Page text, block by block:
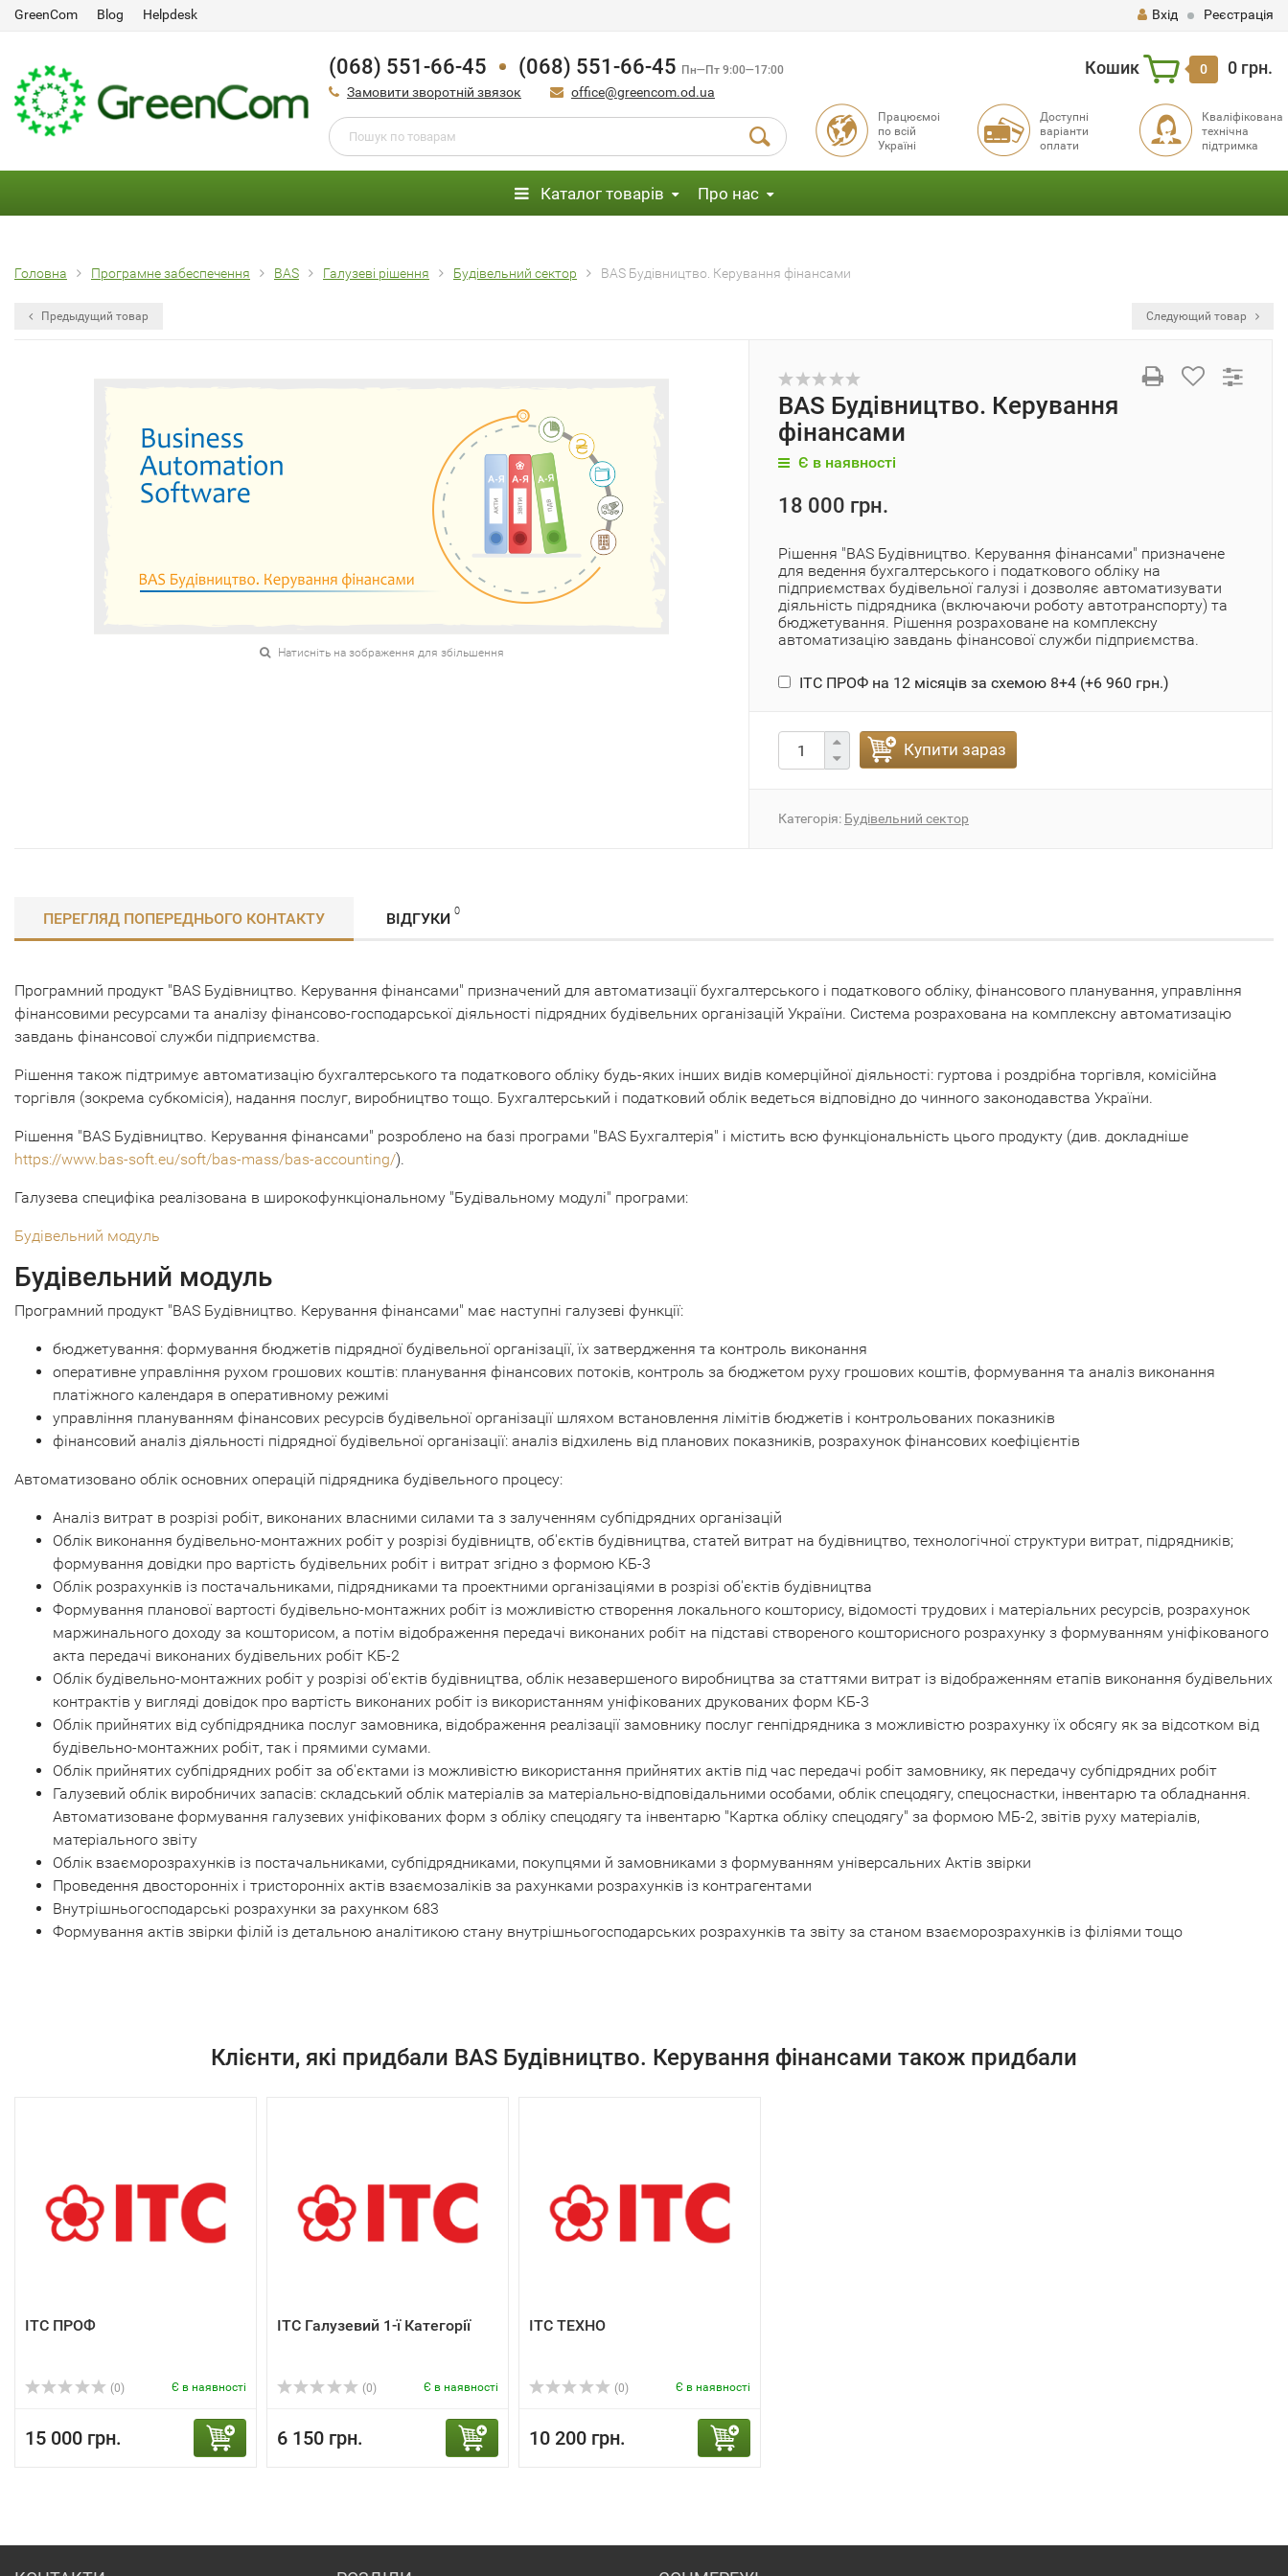
GreenCom Blog Helpdesk Вхід Реєстрація
(068) 551-66-45 (068) 551-66-45 Пн—Пт 9:00—17:00
Замовити зворотній звязок office@greencom.od.ua
Кошик 0 0 грн.
Працюємоі
по всій
Україні
Доступні
варіанти
оплати
Кваліфікована
технічна
підтримка
Каталог товарів Про нас
Головна Програмне забеспечення BAS Галузеві рішення Будівельний сектор BAS Будівництво. Керування фінансами
Предыдущий товар Следующий товар
Натисніть на зображення для збільшення
BAS Будівництво. Керування
фінансами
Є в наявності
18 000 грн.
Рішення "BAS Будівництво. Керування фінансами" призначене
для ведення бухгалтерського і податкового обліку на
підприємствах будівельної галузі і дозволяє автоматизувати
діяльність підрядника (включаючи роботу автотранспорту) та
бюджетування. Рішення розраховане на комплексну
автоматизацію завдань фінансової служби підприємства.
ІТС ПРОФ на 12 місяців за схемою 8+4 (+6 960 грн.)
Купити зараз
Категорія: Будівельний сектор
ПЕРЕГЛЯД ПОПЕРЕДНЬОГО КОНТАКТУ ВІДГУКИ 0
Програмний продукт "BAS Будівництво. Керування фінансами" призначений для автоматизації бухгалтерського і податкового обліку, фінансового планування, управління
фінансовими ресурсами та аналізу фінансово-господарської діяльності підрядних будівельних організацій України. Система розрахована на комплексну автоматизацію
завдань фінансової служби підприємства.
Рішення також підтримує автоматизацію бухгалтерського та податкового обліку будь-яких інших видів комерційної діяльності: гуртова і роздрібна торгівля, комісійна
торгівля (зокрема субкомісія), надання послуг, виробництво тощо. Бухгалтерський і податковий облік ведеться відповідно до чинного законодавства України.
Рішення "BAS Будівництво. Керування фінансами" розроблено на базі програми "BAS Бухгалтерія" і містить всю функціональність цього продукту (див. докладніше
https://www.bas-soft.eu/soft/bas-mass/bas-accounting/).
Галузева специфіка реалізована в широкофункціональному "Будівальному модулі" програми:
Будівельний модуль
Будівельний модуль
Програмний продукт "BAS Будівництво. Керування фінансами" має наступні галузеві функції:
бюджетування: формування бюджетів підрядної будівельної організації, їх затвердження та контроль виконання
оперативне управління рухом грошових коштів: планування фінансових потоків, контроль за бюджетом руху грошових коштів, формування та аналіз виконання
платіжного календаря в оперативному режимі
управління плануванням фінансових ресурсів будівельної організації шляхом встановлення лімітів бюджетів і контрольованих показників
фінансовий аналіз діяльності підрядної будівельної організації: аналіз відхилень від планових показників, розрахунок фінансових коефіцієнтів
Автоматизовано облік основних операцій підрядника будівельного процесу:
Аналіз витрат в розрізі робіт, виконаних власними силами та з залученням субпідрядних організацій
Облік виконання будівельно-монтажних робіт у розрізі будівництв, об'єктів будівництва, статей витрат на будівництво, технологічної структури витрат, підрядників;
формування довідки про вартість будівельних робіт і витрат згідно з формою КБ-3
Облік розрахунків із постачальниками, підрядниками та проектними організаціями в розрізі об'єктів будівництва
Формування планової вартості будівельно-монтажних робіт із можливістю створення локального кошторису, відомості трудових і матеріальних ресурсів, розрахунок
маржинального доходу за кошторисом, а потім відображення передачі виконаних робіт на підставі створеного кошторисного розрахунку з формуванням уніфікованого
акта передачі виконаних будівельних робіт КБ-2
Облік будівельно-монтажних робіт у розрізі об'єктів будівництва, облік незавершеного виробництва за статтями витрат із відображенням етапів виконання будівельних
контрактів у вигляді довідок про вартість виконаних робіт із використанням уніфікованих друкованих форм КБ-3
Облік прийнятих від субпідрядника послуг замовника, відображення реалізації замовнику послуг генпідрядника з можливістю розрахунку їх обсягу як за відсотком від
будівельно-монтажних робіт, так і прямими сумами.
Облік прийнятих субпідрядних робіт за об'єктами із можливістю використання прийнятих актів під час передачі робіт замовнику, як передачу субпідрядних робіт
Галузевий облік виробничих запасів: складський облік матеріалів за матеріально-відповідальними особами, облік спецодягу, спецоснастки, інвентарю та обладнання.
Автоматизоване формування галузевих уніфікованих форм з обліку спецодягу та інвентарю "Картка обліку спецодягу" за формою МБ-2, звітів руху матеріалів,
матеріального звіту
Облік взаєморозрахунків із постачальниками, субпідрядниками, покупцями й замовниками з формуванням універсальних Актів звірки
Проведення двосторонніх і тристоронніх актів взаємозаліків за рахунками розрахунків із контрагентами
Внутрішньогосподарські розрахунки за рахунком 683
Формування актів звірки філій із детальною аналітикою стану внутрішньогосподарських розрахунків та звіту за станом взаєморозрахунків із філіями тощо
Клієнти, які придбали BAS Будівництво. Керування фінансами також придбали
ІТС ПРОФ
(0) Є в наявності
15 000 грн.
ІТС Галузевий 1-ї Категорії
(0) Є в наявності
6 150 грн.
ІТС ТЕХНО
(0) Є в наявності
10 200 грн.